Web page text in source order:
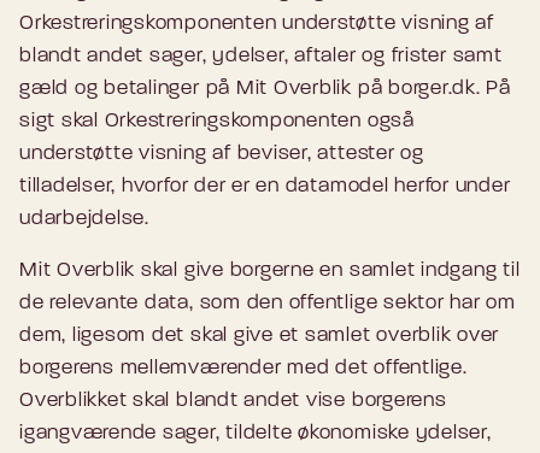
Orkestreringskomponenten understøtte visning af
blandt andet sager, ydelser, aftaler og frister samt
gæld og betalinger på Mit Overblik på borger.dk. På
sigt skal Orkestreringskomponenten også
understøtte visning af beviser, attester og
tilladelser, hvorfor der er en datamodel herfor under
udarbejdelse.
Mit Overblik skal give borgerne en samlet indgang til
de relevante data, som den offentlige sektor har om
dem, ligesom det skal give et samlet overblik over
borgerens mellemværender med det offentlige.
Overblikket skal blandt andet vise borgerens
igangværende sager, tildelte økonomiske ydelser,